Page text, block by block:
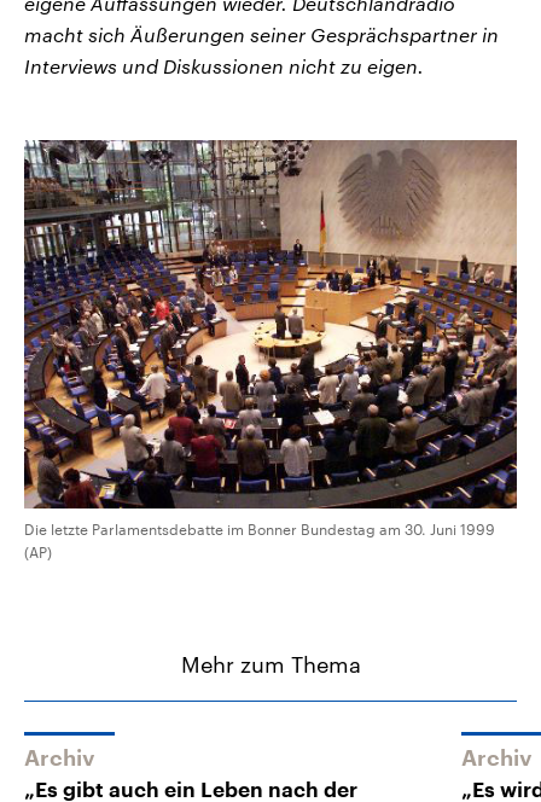
macht sich Äußerungen seiner Gesprächspartner in
Interviews und Diskussionen nicht zu eigen.
Die letzte Parlamentsdebatte im Bonner Bundestag am 30. Juni 1999
(AP)
Mehr zum Thema
Archiv
„Es gibt auch ein Leben nach der
Archiv
„Es